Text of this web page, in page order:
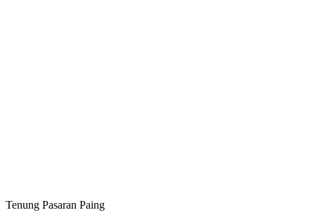
Tenung Pasaran Paing